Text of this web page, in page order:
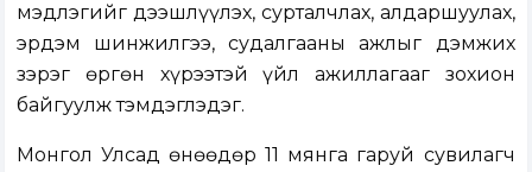
мэдлэгийг дээшлүүлэх, сурталчлах, алдаршуулах,
эрдэм шинжилгээ, судалгааны ажлыг дэмжих
зэрэг өргөн хүрээтэй үйл ажиллагааг зохион
байгуулж тэмдэглэдэг.
Монгол Улсад өнөөдөр 11 мянга гаруй сувилагч